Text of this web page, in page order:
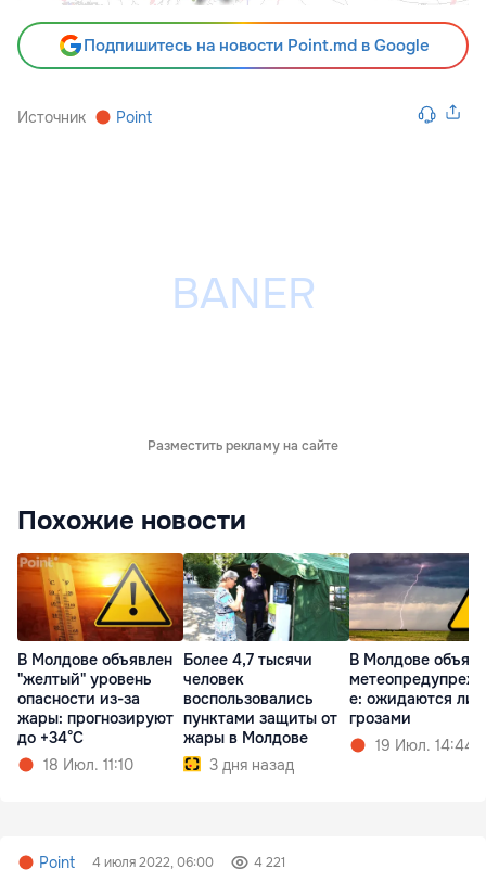
Подпишитесь на новости Point.md в Google
Источник Point
Разместить рекламу на сайте
Похожие новости
В Молдове объявлен
"желтый" уровень
опасности из-за
жары: прогнозируют
до +34°C
18 Июл. 11:10
Более 4,7 тысячи
человек
воспользовались
пунктами защиты от
жары в Молдове
3 дня назад
В Молдове
е: ожидаются
грозами
19 Июл. 14:44
Point 4 июля 2022, 06:00 4 221